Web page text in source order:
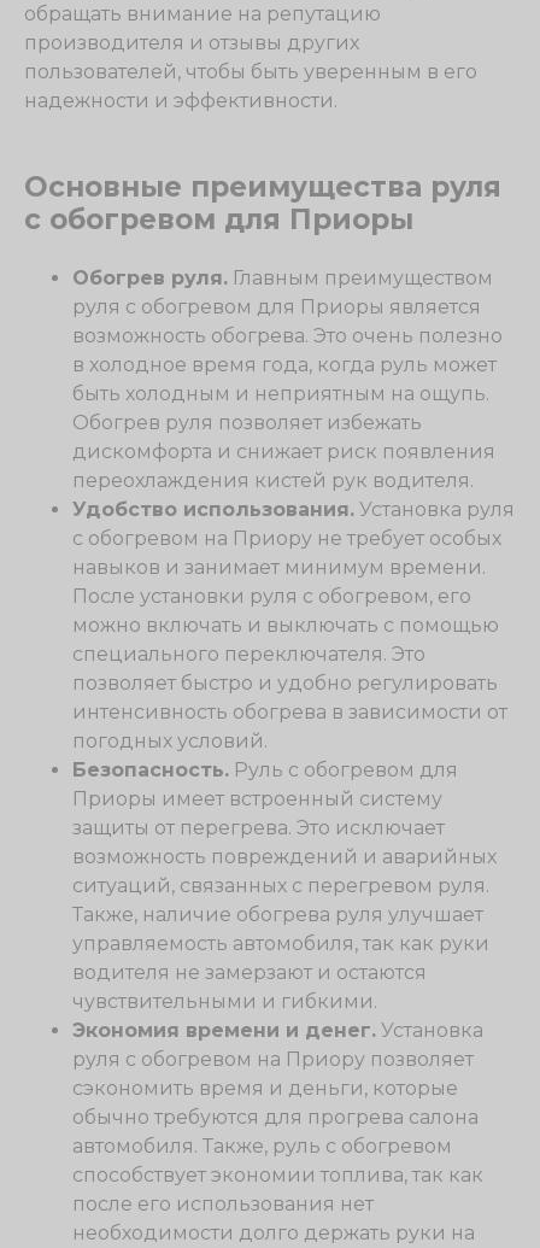
обращать внимание на репутацию
производителя и отзывы других
пользователей, чтобы быть уверенным в его
надежности и эффективности.
Основные преимущества руля
с обогревом для Приоры
Обогрев руля. Главным преимуществом
руля с обогревом для Приоры является
возможность обогрева. Это очень полезно
в холодное время года, когда руль может
быть холодным и неприятным на ощупь.
Обогрев руля позволяет избежать
дискомфорта и снижает риск появления
переохлаждения кистей рук водителя.
Удобство использования. Установка руля
с обогревом на Приору не требует особых
навыков и занимает минимум времени.
После установки руля с обогревом, его
можно включать и выключать с помощью
специального переключателя. Это
позволяет быстро и удобно регулировать
интенсивность обогрева в зависимости от
погодных условий.
Безопасность. Руль с обогревом для
Приоры имеет встроенный систему
защиты от перегрева. Это исключает
возможность повреждений и аварийных
ситуаций, связанных с перегревом руля.
Также, наличие обогрева руля улучшает
управляемость автомобиля, так как руки
водителя не замерзают и остаются
чувствительными и гибкими.
Экономия времени и денег. Установка
руля с обогревом на Приору позволяет
сэкономить время и деньги, которые
обычно требуются для прогрева салона
автомобиля. Также, руль с обогревом
способствует экономии топлива, так как
после его использования нет
необходимости долго держать руки на